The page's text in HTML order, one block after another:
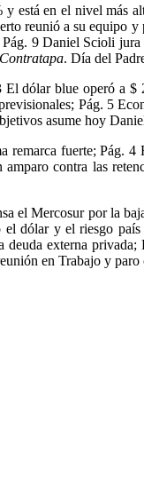
está en el nivel más
reunió a su equipo
9 Daniel Scioli
Contratapa. Día del
dólar blue operó a
Pág. 5
asume hoy
fuerte; Pág.
contra las
el Mercosur por la
dólar y el riesgo
externa
en Trabajo y